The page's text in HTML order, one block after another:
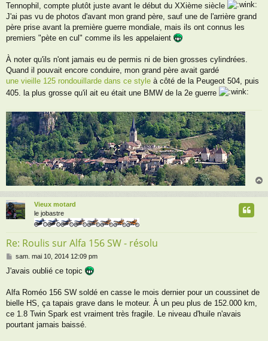
g
e
Tennophil, compte plutôt juste avant le début du XXième siècle
J'ai pas vu de photos d'avant mon grand père, sauf une de l'arrière grand
père prise avant la première guerre mondiale, mais ils ont connus les
premiers "pète en cul" comme ils les appelaient
À noter qu'ils n'ont jamais eu de permis ni de bien grosses cylindrées.
Quand il pouvait encore conduire, mon grand père avait gardé
une vieille 125 rondouillarde dans ce style à côté de la Peugeot 504, puis
405. la plus grosse qu'il ait eu était une BMW de la 2e guerre
u
Vieux motard
le jobastre
Re: Roulis sur Alfa 156 SW - résolu
M
s
a
g
sam. mai 10, 2014 12:09 pm
J'avais oublié ce topic
Alfa Roméo 156 SW soldé en casse le mois dernier pour un coussinet de
bielle HS, ça tapais grave dans le moteur. À un peu plus de 152.000 km,
ce 1.8 Twin Spark est vraiment très fragile. Le niveau d'huile n'avais
pourtant jamais baissé.